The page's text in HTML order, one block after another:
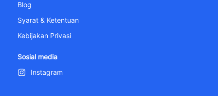
Blog
Syarat & Ketentuan
Kebijakan Privasi
Sosial media
Instagram